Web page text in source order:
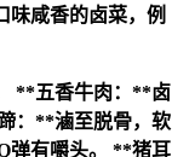
咸香的卤菜，例
**五香牛肉：**卤
：**滷至脱骨，软
有嚼头。
**猪耳